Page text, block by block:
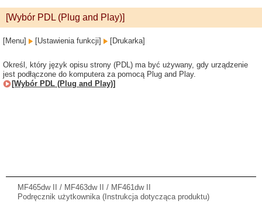
[Wybór PDL (Plug and Play)]
[Menu] [Ustawienia funkcji] [Drukarka]
Określ, który język opisu strony (PDL) ma być używany, gdy urządzenie
jest podłączone do komputera za pomocą Plug and Play.
[Wybór PDL (Plug and Play)]
MF465dw II / MF463dw II / MF461dw II
Podręcznik użytkownika (Instrukcja dotycząca produktu)